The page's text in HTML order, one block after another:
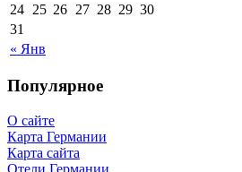
« Янв
24 25 26 27 28 29 30
31
Популярное
О сайте
Карта Германии
Карта сайта
Отели Германии